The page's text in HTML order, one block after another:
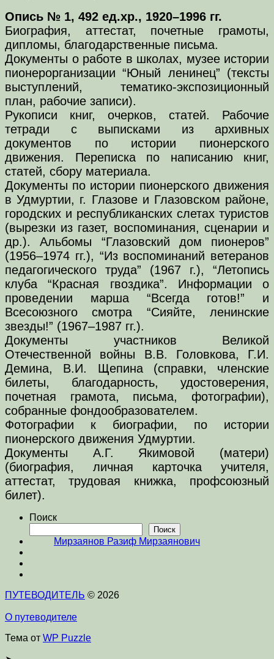
Опись № 1, 492 ед.хр., 1920–1996 гг.
Биография, аттестат, почетные грамоты,
дипломы, благодарственные письма.
Документы о работе в школах, музее истории
пионерорганизации “Юный ленинец” (тексты
выступлений, тематико-экспозиционный
план, рабочие записи).
Рукописи книг, очерков, статей. Рабочие
тетради с выписками из архивных
документов по истории пионерского
движения. Переписка по написанию книг,
статей, сбору материала.
Документы по истории пионерского движения
в Удмуртии, г. Глазове и Глазовском районе,
городских и республиканских слетах туристов
(вырезки из газет, воспоминания, сценарии и
др.). Альбомы “Глазовский дом пионеров”
(1956–1974 гг.), “Из воспоминаний ветеранов
педагогического труда” (1967 г.), “Летопись
клуба “Красная гвоздика”. Информации о
проведении марша “Всегда готов!” и
Всесоюзного смотра “Сияйте, ленинские
звезды!” (1967–1987 гг.).
Документы участников Великой
Отечественной войны В.В. Головкова, Г.И.
Демина, В.И. Щепина (справки, членские
билеты, благодарность, удостоверения,
почетная грамота, письма, фотографии),
собранные фондообразователем.
Фотографии к биографии, по истории
пионерского движения Удмуртии.
Документы А.Г. Якимовой (матери)
(биография, личная карточка учителя,
аттестат, трудовая книжка, профсоюзный
билет).
Поиск
Поиск
Мирзаянов Разиф Мирзаянович
ПУТЕВОДИТЕЛЬ © 2026
О путеводителе
Тема от WP Puzzle